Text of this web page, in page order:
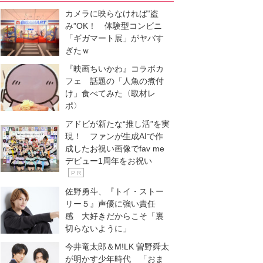
カメラに映らなければ“盗
み”OK！ 体験型コンビニ
「ギガマート展」がヤバす
ぎたｗ
『映画ちいかわ』コラボカ
フェ 話題の「人魚の煮付
け」食べてみた〈取材レ
ポ〉
アドビが新たな“推し活”を実
現！ ファンが生成AIで作
成したお祝い画像でfav me
デビュー1周年をお祝い
P R
佐野勇斗、『トイ・ストー
リー５』声優に強い責任
感 大好きだからこそ「裏
切らないように」
今井竜太郎＆M!LK 曽野舜太
が明かす少年時代 「おま